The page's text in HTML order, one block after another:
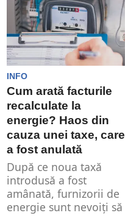
INFO
Cum arată facturile
recalculate la
energie? Haos din
cauza unei taxe, care
a fost anulată
După ce noua taxă
introdusă a fost
amânată, furnizorii de
energie sunt nevoiți să